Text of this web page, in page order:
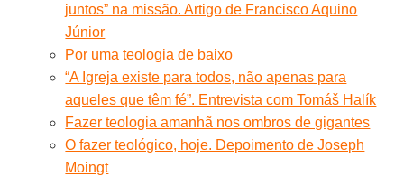
juntos” na missão. Artigo de Francisco Aquino
Júnior
Por uma teologia de baixo
“A Igreja existe para todos, não apenas para
aqueles que têm fé”. Entrevista com Tomáš Halík
Fazer teologia amanhã nos ombros de gigantes
O fazer teológico, hoje. Depoimento de Joseph
Moingt